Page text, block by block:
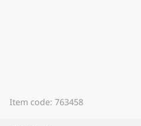
Item code: 763458